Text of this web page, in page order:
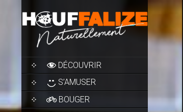
SKIP
TO
CONTENT
DÉCOUVRIR
S’AMUSER
BOUGER